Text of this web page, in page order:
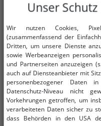
Verfügbare Größen
Unser
Wir nutzen Cookies,
(zusammenfassend der
Dritten, um unsere Dienste
sowie Werbeanzeigen
und Partnerseiten anzuzeigen
auch auf Diensteanbieter mit
personenbezogener Daten
Datenschutz-Niveau nicht
Vorkehrungen getroffen, um
verarbeiteten Daten sicher zu
dass Behörden in den USA